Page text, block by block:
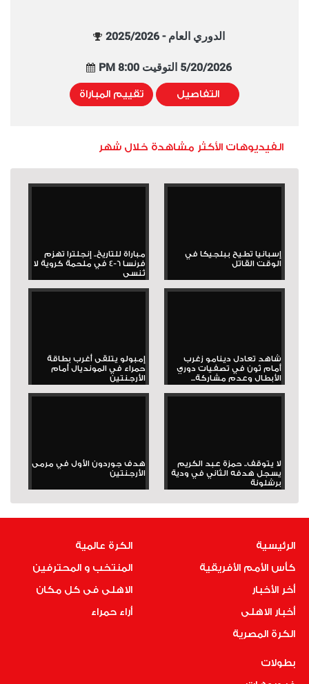
الدوري العام - 2025/2026
5/20/2026 التوقيت 8:00 PM
التفاصيل تقييم المباراة
الفيديوهات الأكثر مشاهدة خلال شهر
إسبانيا تطيح ببلجيكا في
الوقت القاتل
مباراة للتاريخ.. إنجلترا تهزم
فرنسا 6-4 في ملحمة كروية لا
تُنسى
شاهد تعادل دينامو زغرب
أمام ثون في تصفيات دوري
الأبطال وعدم مشاركة...
إمبولو يتلقى أغرب بطاقة
حمراء في المونديال أمام
الأرجنتين
لا يتوقف.. حمزة عبد الكريم
يسجل هدفه الثاني في ودية
برشلونة
هدف جوردون الأول في مرمى
الأرجنتين
الرئيسية
كأس الأمم الأفريقية
أخر الأخبار
أخبار الاهلى
الكرة المصرية
الكرة عالمية
المنتخب و المحترفين
الاهلى فى كل مكان
أراء حمراء
بطولات